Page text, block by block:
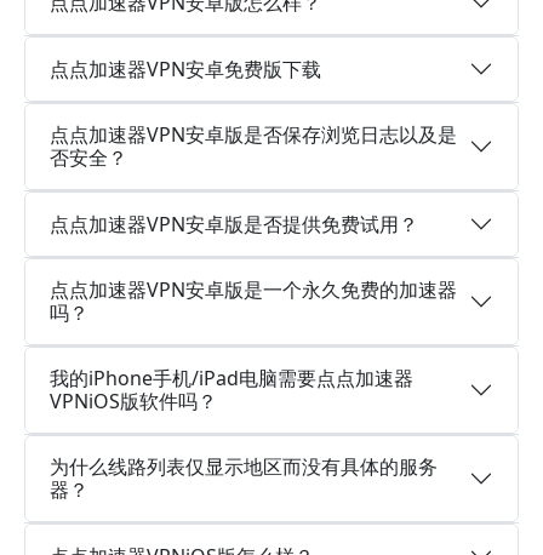
点点加速器VPN安卓免费版下载
点点加速器VPN安卓版是否保存浏览日志以及是
否安全？
点点加速器VPN安卓版是否提供免费试用？
点点加速器VPN安卓版是一个永久免费的加速器
吗？
我的iPhone手机/iPad电脑需要点点加速器
VPNiOS版软件吗？
为什么线路列表仅显示地区而没有具体的服务
器？